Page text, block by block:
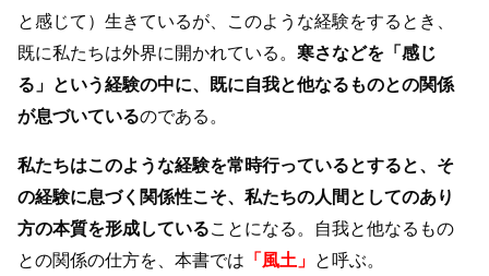
と感じて）生きているが、このような経験をするとき、
既に私たちは外界に開かれている。寒さなどを「感じ
る」という経験の中に、既に自我と他なるものとの関係
が息づいているのである。
私たちはこのような経験を常時行っているとすると、そ
の経験に息づく関係性こそ、私たちの人間としてのあり
方の本質を形成していることになる。自我と他なるもの
との関係の仕方を、本書では 「風土」 と呼ぶ。